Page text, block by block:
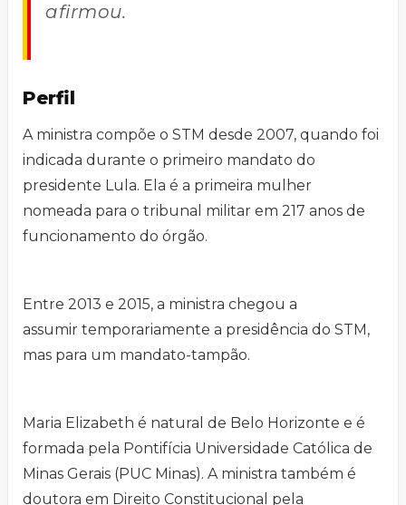
afirmou.
Perfil
A ministra compõe o STM desde 2007, quando foi
indicada durante o primeiro mandato do
presidente Lula. Ela é a primeira mulher
nomeada para o tribunal militar em 217 anos de
funcionamento do órgão.
Entre 2013 e 2015, a ministra chegou a
assumir temporariamente a presidência do STM,
mas para um mandato-tampão.
Maria Elizabeth é natural de Belo Horizonte e é
formada pela Pontifícia Universidade Católica de
Minas Gerais (PUC Minas). A ministra também é
doutora em Direito Constitucional pela